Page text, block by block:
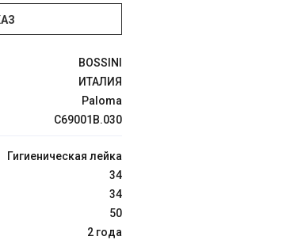
BOSSINI
ИТАЛИЯ
Paloma
C69001B.030
Гигиеническая лейка
34
34
50
2 года